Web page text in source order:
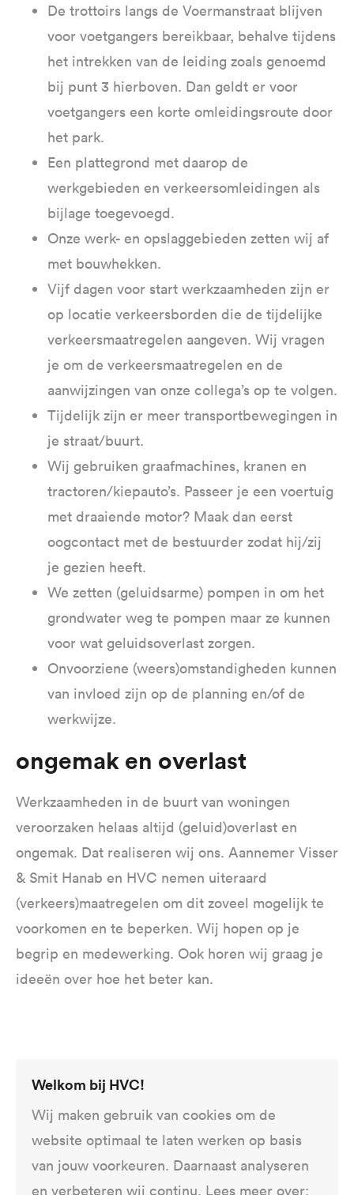
De trottoirs langs de Voermanstraat blijven
voor voetgangers bereikbaar, behalve tijdens
het intrekken van de leiding zoals genoemd
bij punt 3 hierboven. Dan geldt er voor
voetgangers een korte omleidingsroute door
het park.
Een plattegrond met daarop de
werkgebieden en verkeersomleidingen als
bijlage toegevoegd.
Onze werk- en opslaggebieden zetten wij af
met bouwhekken.
Vijf dagen voor start werkzaamheden zijn er
op locatie verkeersborden die de tijdelijke
verkeersmaatregelen aangeven. Wij vragen
je om de verkeersmaatregelen en de
aanwijzingen van onze collega’s op te volgen.
Tijdelijk zijn er meer transportbewegingen in
je straat/buurt.
Wij gebruiken graafmachines, kranen en
tractoren/kiepauto’s. Passeer je een voertuig
met draaiende motor? Maak dan eerst
oogcontact met de bestuurder zodat hij/zij
je gezien heeft.
We zetten (geluidsarme) pompen in om het
grondwater weg te pompen maar ze kunnen
voor wat geluidsoverlast zorgen.
Onvoorziene (weers)omstandigheden kunnen
van invloed zijn op de planning en/of de
werkwijze.
Ongemak en overlast
Werkzaamheden in de buurt van woningen
veroorzaken helaas altijd (geluid)overlast en
ongemak. Dat realiseren wij ons. Aannemer Visser
& Smit Hanab en HVC nemen uiteraard
(verkeers)maatregelen om dit zoveel mogelijk te
voorkomen en te beperken. Wij hopen op je
begrip en medewerking. Ook horen wij graag je
ideeën over hoe het beter kan.
Gorinchem
Heb je vragen over de aanleg van het
warmtenet Gorinchem of wil je meer
weten over bepaalde werkzaamheden?
Welkom bij HVC!
Wij maken gebruik van cookies om de
website optimaal te laten werken op basis
van jouw voorkeuren. Daarnaast analyseren
en verbeteren wij continu. Lees meer over: